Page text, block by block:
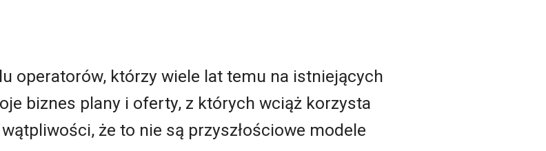
operatorów, którzy wiele lat temu na istniejących
biznes plany i oferty, z których wciąż korzysta
że to nie są przyszłościowe modele